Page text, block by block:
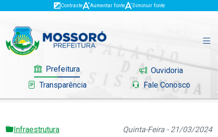
Contraste Aumentar fonte Diminuir fonte
Prefeitura
Ouvidoria
Transparência
Fale Conosco
Governo
Infraestrutura Quinta-Feira - 21/03/2024